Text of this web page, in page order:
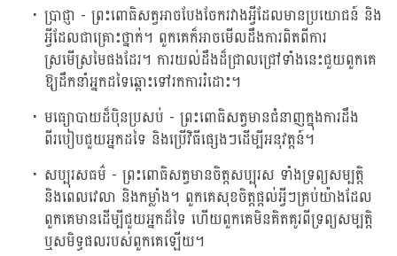
ប្រាជ្ញា - ព្រះពោធិសត្វអាចបែងចែករវាងអ្វីដែលមានប្រយោជន៍ និង
អ្វីដែលជាគ្រោះថ្នាក់។ ពួកគេក៏អាចមើលដឹងការពិតពីការ
ស្រមើស្រមៃផងដែរ។ ការយល់ដឹងដ៏ជ្រាលជ្រៅទាំងនេះជួយពួកគេ
ឱ្យដឹកនាំអ្នកដទៃឆ្ពោះទៅរកការរំដោះ។
មធ្យោបាយដ៏ប៉ិនប្រសប់ - ព្រះពោធិសត្វមានជំនាញក្នុងការដឹង
ពីរបៀបជួយអ្នកដទៃ និងប្រើវិធីផ្សេងៗដើម្បីអនុវត្តន៍។
សប្បុរសធម៌ - ព្រះពោធិសត្វមានចិត្តសប្បុរស ទាំងទ្រព្យសម្បត្ដិ
និងពេលវេលា និងកម្លាំង។ ពួកគេសុខចិត្តផ្តល់អ្វីៗគ្រប់យ៉ាងដែល
ពួកគេមានដើម្បីជួយអ្នកដ៏ទៃ ហើយពួកគេមិនគិតគូរពីទ្រព្យសម្បត្តិ
ឬសមិទ្ធផលរបស់ពួកគេឡើយ។